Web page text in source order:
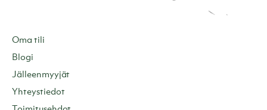
Oma tili
Blogi
Jälleenmyyjät
Yhteystiedot